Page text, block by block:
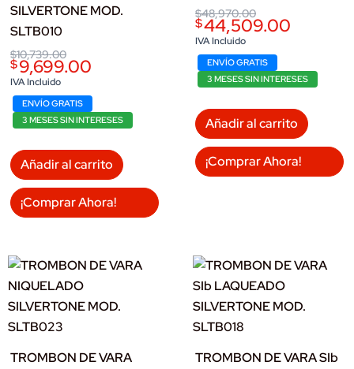
SILVERTONE MOD.
SLTB010
$10,739.00
Original
price
was:
$10,739.00.
$9,699.00
Current
price
is:
$9,699.00.
IVA Incluido
ENVÍO GRATIS
3 MESES SIN INTERESES
Añadir al carrito
¡Comprar Ahora!
$48,970.00
Original
price
was:
$48,970.00.
$44,509.00
Current
price
is:
$44,509.00.
IVA Incluido
ENVÍO GRATIS
3 MESES SIN INTERESES
Añadir al carrito
¡Comprar Ahora!
TROMBON DE VARA
TROMBON DE VARA SIb